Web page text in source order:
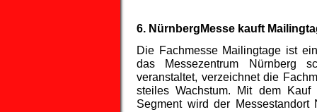
6. NürnbergMesse kauft
Die Fachmesse Mailingtage ist
das Messezentrum Nürnberg
veranstaltet, verzeichnet die
steiles Wachstum. Mit dem
Segment wird der Messestandort